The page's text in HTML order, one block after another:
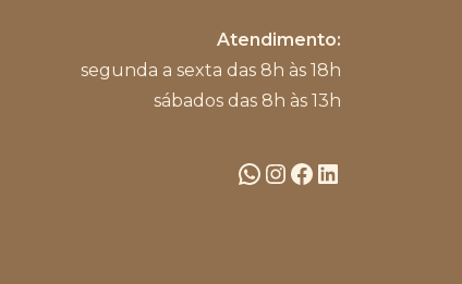
Atendimento:
segunda a sexta das 8h às 18h
sábados das 8h às 13h
WhatsApp
Instagram
Facebook
LinkedIn